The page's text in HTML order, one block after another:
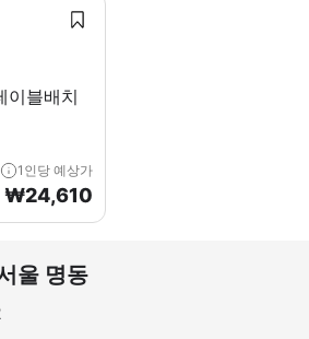
이블배치
1인당 예상가
₩24,610
울 명동